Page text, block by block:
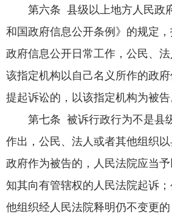
第六条 县级以上地方人民政
和国政府信息公开条例》的规定
政府信息公开日常工作，公民、
该指定机构以自己名义所作的政
提起诉讼的，以该指定机构为被告
第七条 被诉行政行为不是县
作出，公民、法人或者其他组织
政府作为被告的，人民法院应当
知其向有管辖权的人民法院起诉
他组织经人民法院释明仍不变更